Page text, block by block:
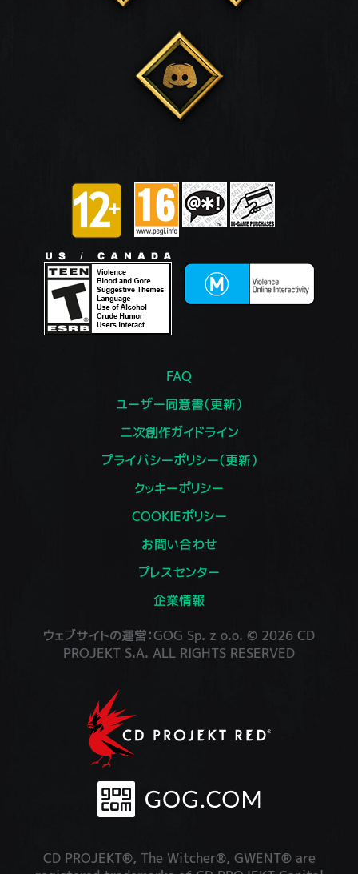
FAQ
ユーザー同意書（更新）
二次創作ガイドライン
プライバシーポリシー（更新）
クッキーポリシー
COOKIEポリシー
お問い合わせ
プレスセンター
企業情報
ウェブサイトの運営：GOG Sp. z o.o. © 2026 CD
PROJEKT S.A. ALL RIGHTS RESERVED
CD PROJEKT®, The Witcher®, GWENT® are